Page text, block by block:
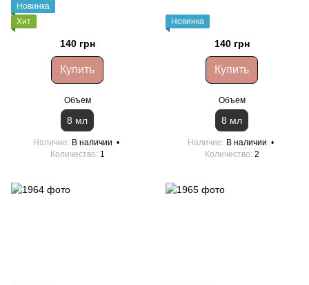
Новинка
Хит
140 грн
Купить
Объем
8 мл
Наличие
В наличии
Количество 1
Новинка
140 грн
Купить
Объем
8 мл
Наличие
В наличии
Количество 2